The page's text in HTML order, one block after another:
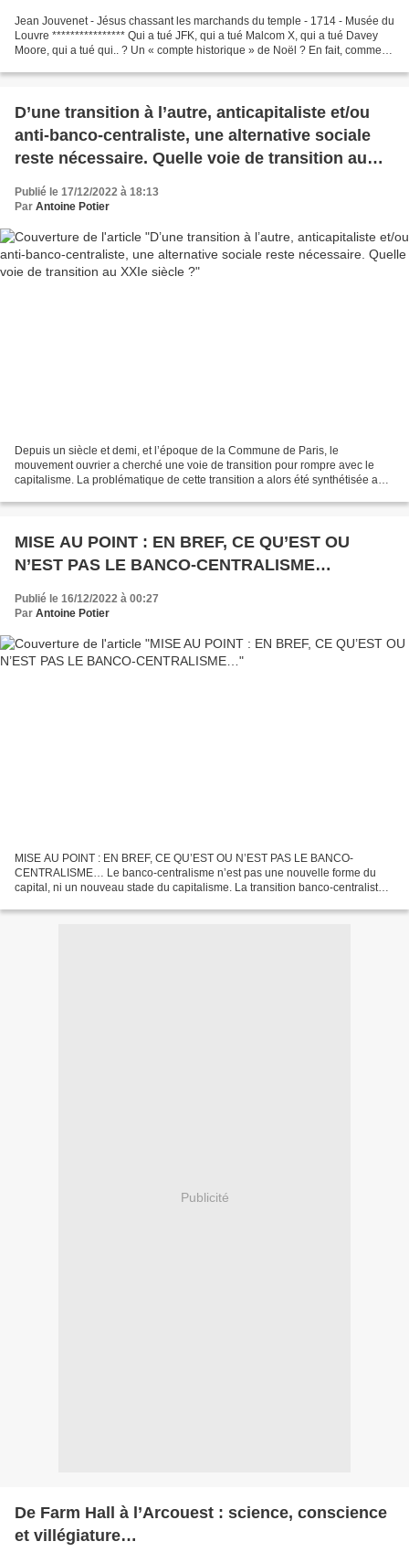
Jean Jouvenet - Jésus chassant les marchands du temple - 1714 - Musée du
Louvre **************** Qui a tué JFK, qui a tué Malcom X, qui a tué Davey
Moore, qui a tué qui.. ? Un « compte historique » de Noël ? En fait, comme
D’une transition à l’autre, anticapitaliste et/ou
anti-banco-centraliste, une alternative sociale
reste nécessaire. Quelle voie de transition au
Publié le 17/12/2022 à 18:13
Par Antoine Potier
Depuis un siècle et demi, et l’époque de la Commune de Paris, le
mouvement ouvrier a cherché une voie de transition pour rompre avec le
capitalisme. La problématique de cette transition a alors été synthétisée au
MISE AU POINT : EN BREF, CE QU’EST OU
N’EST PAS LE BANCO-CENTRALISME…
Publié le 16/12/2022 à 00:27
Par Antoine Potier
MISE AU POINT : EN BREF, CE QU’EST OU N’EST PAS LE BANCO-
CENTRALISME… Le banco-centralisme n’est pas une nouvelle forme du
capital, ni un nouveau stade du capitalisme. La transition banco-centraliste,
Publicité
De Farm Hall à l’Arcouest : science, conscience
et villégiature…